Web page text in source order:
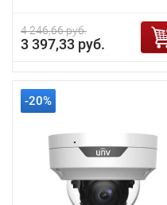
4 246,66 руб.
3 397,33 руб.
-20%